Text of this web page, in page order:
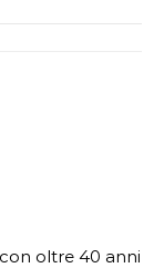
oltre 40 anni